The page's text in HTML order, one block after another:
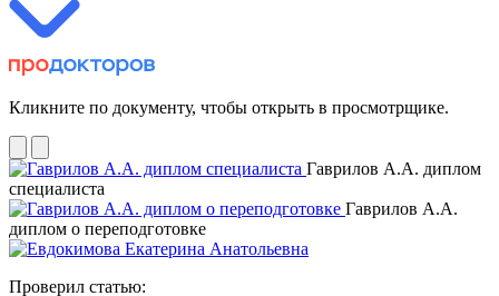
Кликните по документу, чтобы открыть в просмотрщике.
Гаврилов А.А. диплом
специалиста
Гаврилов А.А.
диплом о переподготовке
Проверил статью: